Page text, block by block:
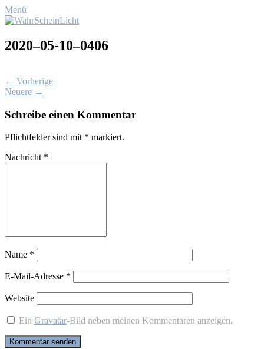
Menü
2020–05-10–0406
← Vorherige
Neuere →
Schreibe einen Kommentar
Pflichtfelder sind mit * markiert.
Nachricht *
Name *
E-Mail-Adresse *
Website
EinGravatar-Bild neben meinen Kommentaren anzeigen.